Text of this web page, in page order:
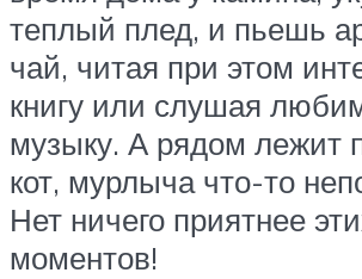
теплый плед, и пьешь
чай, читая при этом
книгу или слушая
музыку. А рядом лежит
кот, мурлыча что-то
Нет ничего приятнее
моментов!